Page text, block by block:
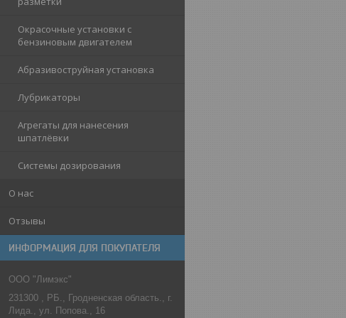
Окрасочные установки с
бензиновым двигателем
Абразивоструйная установка
Лубрикаторы
Агрегаты для нанесения
шпатлёвки
Системы дозирования
О нас
Отзывы
ИНФОРМАЦИЯ ДЛЯ ПОКУПАТЕЛЯ
ООО "Лимэкс"
231300 , РБ., Гродненская область., г.
Лида., ул. Попова., 16